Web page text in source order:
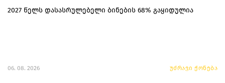
2027 წელს დასასრულებელი ბინების 68% გაყიდულია
06. 08. 2026 უძრავი ქონება